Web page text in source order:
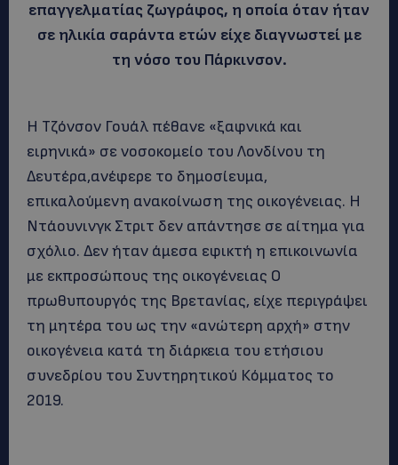
επαγγελματίας ζωγράφος, η οποία όταν ήταν
σε ηλικία σαράντα ετών είχε διαγνωστεί με
τη νόσο του Πάρκινσον.
H Τζόνσον Γουάλ πέθανε «ξαφνικά και
ειρηνικά» σε νοσοκομείο του Λονδίνου τη
Δευτέρα,ανέφερε το δημοσίευμα,
επικαλούμενη ανακοίνωση της οικογένειας. Η
Ντάουνινγκ Στριτ δεν απάντησε σε αίτημα για
σχόλιο. Δεν ήταν άμεσα εφικτή η επικοινωνία
με εκπροσώπους της οικογένειας Ο
πρωθυπουργός της Βρετανίας, είχε περιγράψει
τη μητέρα του ως την «ανώτερη αρχή» στην
οικογένεια κατά τη διάρκεια του ετήσιου
συνεδρίου του Συντηρητικού Κόμματος το
2019.